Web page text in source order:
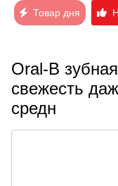
Товар дня
Oral-B
свежесть
средн